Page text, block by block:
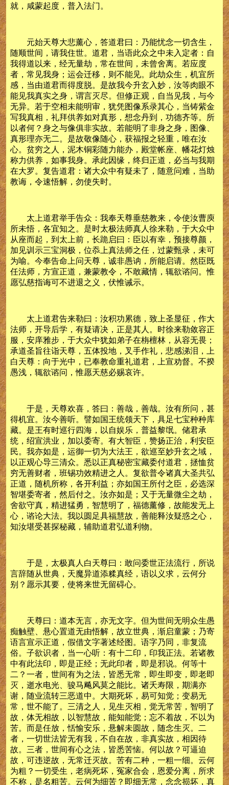
就，咸蒙起度，普入法门。
元始天尊大悲薰心，答道君曰：乃能忧念一切含生，
随顺世间，请我住世。道君，当语此众之中未入定者：自
我得道以来，经无量劫，常在世间，未曾舍离。若应度
者，常见我身；运会迁移，则不能见。此劫众生，机宜所
感，当由道君而得度脱。是故我今升玄入妙，汝等肉眼不
能见我真实之身，谓言灭尽。但修正观，自当见我，与今
无异。若于空相未能明审，犹凭图像系录其心，当铸紫金
写我真相，礼拜供养如对真形，想念丹到，功德齐等。所
以者何？身之与像俱非实故。若能明了非身之身，图像、
真形理亦无二。是故敬像随心，获福报之轻重，唯在汝
心。贫穷之人，泥木铜彩随力能办，殿堂帐座、幡花灯烛
称力供养，如事我身。承此因缘，终归正道，必当与我期
在大罗。复告道君：诸大众中有疑未了，随意问难，当助
教诲，令速悟解，勿使失时。
太上道君举手告众：我奉天尊垂慈教来，令使汝曹庾
所未悟，各宜知之。是时太极法师真人徐来勒，于大众中
从座而起，到太上前，长跪启曰：臣以有幸，预接尊颜，
加见训示三宝洞极，位忝上真法师之任，过蒙甄录，未可
为喻。今奉告命上问天尊，诚非愚讷，所能启请。然臣既
任法师，方宣正道，兼蒙教令，不敢藏情，辄欲谘问。惟
愿弘慈指诲可不进退之义，伏惟诫示。
太上道君告来勒曰：汝积功累德，致上圣显征，作大
法师，开导后学，有疑请决，正是其人。时徐来勒敛容正
服，安庠雅步，于大众中犹如弟子在栴檀林，从容无畏；
承道圣旨往诣天尊，五体投地，叉手作礼，悲感涕泪，上
白天尊：向于光中，已奉教命重礼道君，上宣劝督。不揆
愚浅，辄欲谘问，惟愿天慈必赐哀许。
于是，天尊欢喜，答曰：善哉，善哉。汝有所问，甚
得机宜。汝今善听。譬如国王统领天下，具足七宝种种库
藏。是王有时巡行四海，以自娱乐，普益黎氓。储君承
统，绍宣洪业，加以委寄。有大智臣，赞扬正治，利安臣
民。我亦如是，运御一切为大法王，欲巡至妙升玄之域，
以正观心导三清众。悉以正真秘密宝藏委付道君，拯恤贫
穷无善财者，班锡功效精进之人。复欲普令诸真大圣共弘
正道，随机所称，各开利益；亦如国王所付之臣，必选深
智堪委寄者，然后付之。汝亦如是；又于无量微尘之劫，
舍欲守真，精进猛勇，智慧明了，福德薰修，故能发无上
心，谘论大法。我以圆足具福慧故，善能释汝疑惑之心，
知汝堪受甚探秘藏，辅助道君弘道利物。
于是，太极真人白天尊曰：敢问委世正法流行，所说
言辞随从世典，天魔异道添糅真经，语以义求，云何分
别？愿示其要，使将来世无留碍心。
天尊曰：道本无言，亦无文字。但为世间无明众生愚
痴触壁、悬心置道无由悟解，故立世典，渐启童蒙；乃寄
语言宣示正道，假借文字著述经图。语字乃同，非复流
俗。子欲识者，当一心听：有十二印，印我正法。若诸教
中有此法印，即是正经；无此印者，即是邪说。何等十
二？一者，世间有为之法，皆悉无常，即生即变，即老即
灭，逝水电光、骏马飚风莫之能比。诸夭寿限，期满亦
谢，随业流转三恶道中。大期死坏，易可知觉；变易无
常，世不能了。三清之人，见生灭相，觉无常苦，智明了
故，体无相故，以智慧故，能知能觉；忘不着故，不以为
苦。而是任放，恬愉安乐，悬解未圆故，随念生灭。二
者，一切世法皆无有我，不自在故，非真实故，相因待
故。三者，世间有心之法，皆悉苦恼。何以故？可逼迫
故，可违逆故，无常迁灭故。苦有二种，一粗一细。云何
为粗？一切受生，老病死坏，冤家合会，恩爱分离，所求
不称，是名粗苦。云何为细苦？即细无常，念念损坏，真